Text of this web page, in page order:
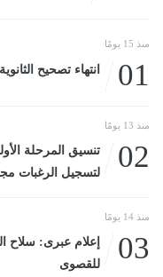
منذ 15 يومًا
01 انتهاء تصحيح
منذ 13 يومًا
02
لتسجيل الرغبات
منذ 14 يومًا
03
إعلام عبرى: سلاح
للقصوى